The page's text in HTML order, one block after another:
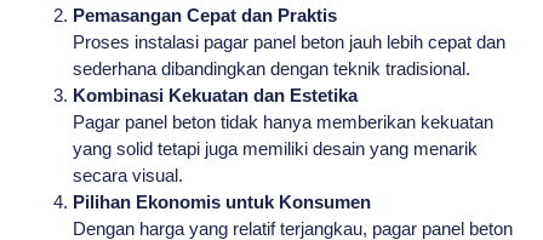
Pemasangan Cepat dan Praktis
Proses instalasi pagar panel beton jauh lebih cepat dan
sederhana dibandingkan dengan teknik tradisional.
Kombinasi Kekuatan dan Estetika
Pagar panel beton tidak hanya memberikan kekuatan
yang solid tetapi juga memiliki desain yang menarik
secara visual.
Pilihan Ekonomis untuk Konsumen
Dengan harga yang relatif terjangkau, pagar panel beton